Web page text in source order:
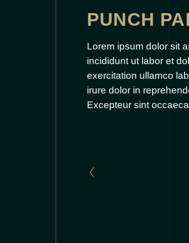
PUNCH
Lorem ipsum dolor sit
incididunt ut labor et
exercitation ullamco
irure dolor in
Excepteur sint